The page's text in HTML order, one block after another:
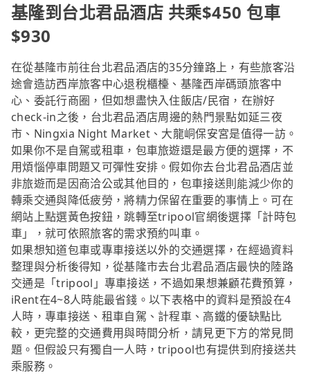
基隆到台北君品酒店 共乘$450 包車
$930
在從基隆市前往台北君品酒店的35分鐘路上，有些旅客沿
途會造訪西岸旅客中心退稅櫃檯、基隆西岸碼頭旅客中
心、委託行商圈，但如想盡快入住飯店/民宿，在辦好
check-in之後，台北君品酒店周邊的熱門景點如延三夜
市、Ningxia Night Market、大龍峒保安宮是值得一訪。
如果你不是自駕或租車，包車旅遊還是最方便的選擇，不
用煩惱停車問題又可彈性安排。假如你去台北君品酒店並
非旅遊而是因商洽公或其他目的，包車接送則能減少你的
轉乘交通與降低疲勞，將精力保留在重要的事情上。可在
網站上點選黃色按鈕，跳轉至tripool官網後選擇「計時包
車」，就可依照旅客的需求預約叫車。
如果想知道包車或專車接送以外的交通選擇，在經過資料
整理與分析後得知，從基隆市去台北君品酒店最快的陸路
交通是「tripool」專車接送，不過如果想兼顧花費預算，
iRent在4~8人時能最省錢。以下表格中的資料是預設在4
人時，專車接送、租車自駕、計程車、高鐵的優缺點比
較，更完整的交通費用與時間分析，請見更下方的常見問
題。但假設只有獨自一人時，tripool也有提供到府接送共
乘服務。